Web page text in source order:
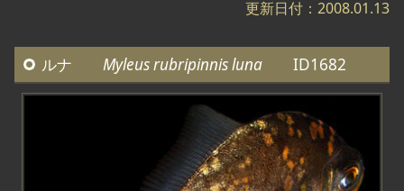
更新日付：2008.01.13
ルナ Myleus rubripinnis luna ID1682